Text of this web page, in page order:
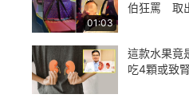
01:03
伯狂罵 取
這款水果竟
吃4顆或致